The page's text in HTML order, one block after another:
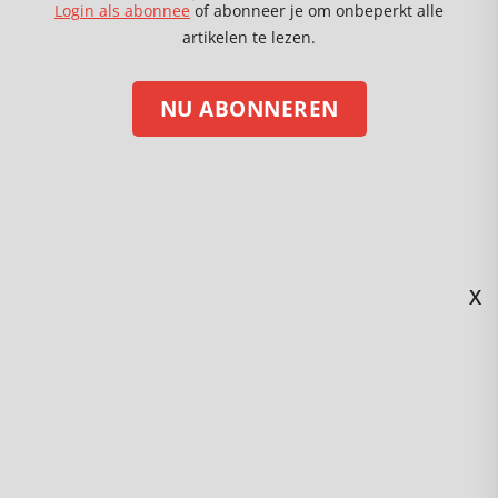
X
Login als abonnee of abonneer je om onbeperkt alle
artikelen te lezen.
NU ABONNEREN